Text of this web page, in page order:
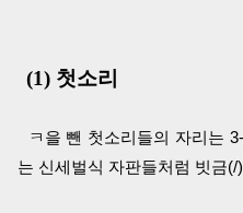
(1) 첫소리
ㅋ을 뺀 첫소리들의 자리는
는 신세벌식 자판들처럼 빗금(/